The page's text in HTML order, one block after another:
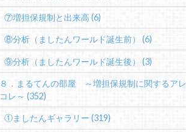
⑦増担保規制と出来高 (6)
⑧分析（ましたんワールド誕生前） (6)
⑨分析（ましたんワールド誕生後） (3)
８．まるてんの部屋 ～増担保規制に関するアレ
コレ～(352)
①ましたんギャラリー (319)